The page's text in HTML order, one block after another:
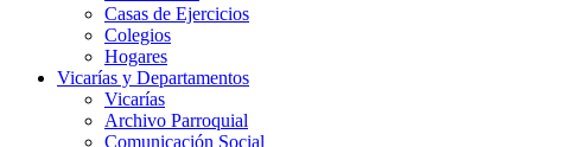
Casas de Ejercicios
Colegios
Hogares
Vicarías y Departamentos
Vicarías
Archivo Parroquial
Comunicación Social